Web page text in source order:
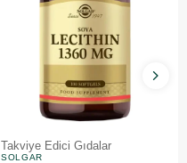
Takviye Edici Gıdalar
SOLGAR